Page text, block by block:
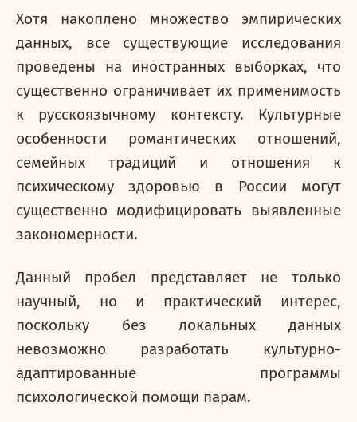
Хотя накоплено множество эмпирических
данных, все существующие исследования
проведены на иностранных выборках, что
существенно ограничивает их применимость
к русскоязычному контексту. Культурные
особенности романтических отношений,
семейных традиций и отношения к
психическому здоровью в России могут
существенно модифицировать выявленные
закономерности.
Данный пробел представляет не только
научный, но и практический интерес,
поскольку без локальных данных
невозможно разработать культурно-
адаптированные программы
психологической помощи парам.